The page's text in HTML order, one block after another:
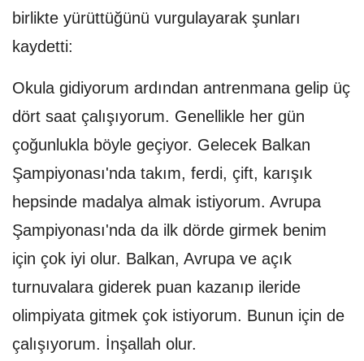
birlikte yürüttüğünü vurgulayarak şunları
kaydetti:
Okula gidiyorum ardından antrenmana gelip üç
dört saat çalışıyorum. Genellikle her gün
çoğunlukla böyle geçiyor. Gelecek Balkan
Şampiyonası'nda takım, ferdi, çift, karışık
hepsinde madalya almak istiyorum. Avrupa
Şampiyonası'nda da ilk dörde girmek benim
için çok iyi olur. Balkan, Avrupa ve açık
turnuvalara giderek puan kazanıp ileride
olimpiyata gitmek çok istiyorum. Bunun için de
çalışıyorum. İnşallah olur.